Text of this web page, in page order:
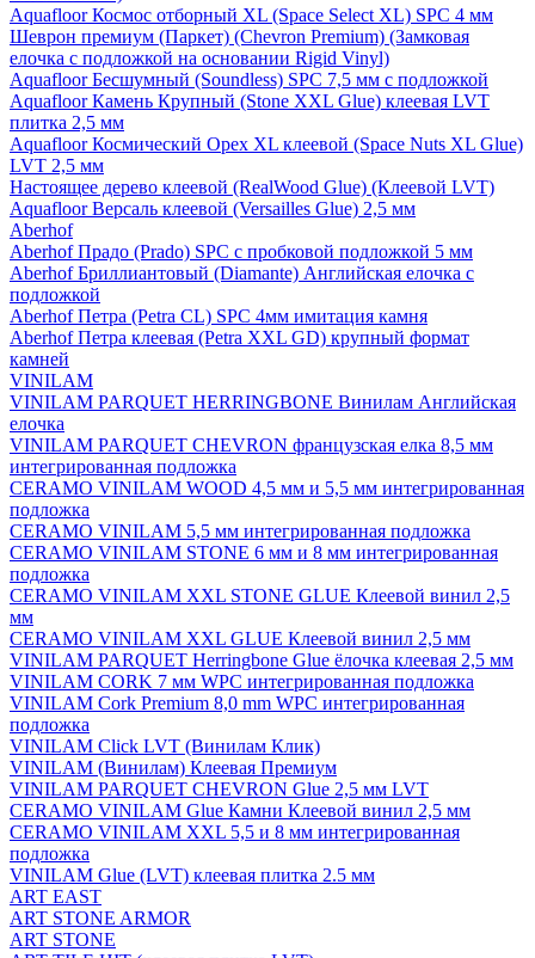
Aquafloor Космос отборный XL (Space Select XL) SPC 4 мм
Шеврон премиум (Паркет) (Chevron Premium) (Замковая
елочка с подложкой на основании Rigid Vinyl)
Aquafloor Бесшумный (Soundless) SPC 7,5 мм с подложкой
Aquafloor Камень Крупный (Stone XXL Glue) клеевая LVT
плитка 2,5 мм
Aquafloor Космический Орех XL клеевой (Space Nuts XL Glue)
LVT 2,5 мм
Настоящее дерево клеевой (RealWood Glue) (Клеевой LVT)
Aquafloor Версаль клеевой (Versailles Glue) 2,5 мм
Aberhof
Aberhof Прадо (Prado) SPC с пробковой подложкой 5 мм
Aberhof Бриллиантовый (Diamante) Английская елочка с
подложкой
Aberhof Петра (Petra CL) SPC 4мм имитация камня
Aberhof Петра клеевая (Petra XXL GD) крупный формат
камней
VINILAM
VINILAM PARQUET HERRINGBONE Винилам Английская
елочка
VINILAM PARQUET CHEVRON французская елка 8,5 мм
интегрированная подложка
CERAMO VINILAM WOOD 4,5 мм и 5,5 мм интегрированная
подложка
CERAMO VINILAM 5,5 мм интегрированная подложка
CERAMO VINILAM STONE 6 мм и 8 мм интегрированная
подложка
CERAMO VINILAM XXL STONE GLUE Клеевой винил 2,5
мм
CERAMO VINILAM XXL GLUE Клеевой винил 2,5 мм
VINILAM PARQUET Herringbone Glue ёлочка клеевая 2,5 мм
VINILAM CORK 7 мм WPC интегрированная подложка
VINILAM Cork Premium 8,0 mm WPC интегрированная
подложка
VINILAM Click LVT (Винилам Клик)
VINILAM (Винилам) Клеевая Премиум
VINILAM PARQUET CHEVRON Glue 2,5 мм LVT
CERAMO VINILAM Glue Камни Клеевой винил 2,5 мм
CERAMO VINILAM XXL 5,5 и 8 мм интегрированная
подложка
VINILAM Glue (LVT) клеевая плитка 2.5 мм
ART EAST
ART STONE ARMOR
ART STONE